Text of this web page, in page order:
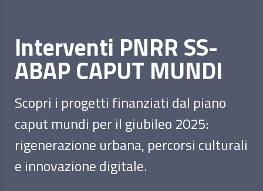
Interventi PNRR SS-
ABAP CAPUT MUNDI
Scopri i progetti finanziati dal piano
caput mundi per il giubileo 2025:
rigenerazione urbana, percorsi culturali
e innovazione digitale.